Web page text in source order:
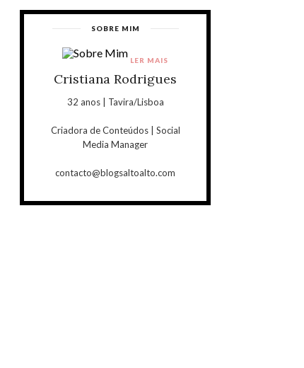
SOBRE MIM
Cristiana Rodrigues
32 anos | Tavira/Lisboa
Criadora de Conteúdos | Social
Media Manager
contacto@blogsaltoalto.com
LER MAIS